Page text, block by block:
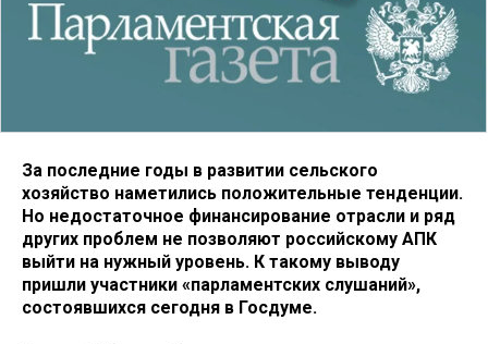
За последние годы в развитии сельского
хозяйство наметились положительные тенденции.
Но недостаточное финансирование отрасли и ряд
других проблем не позволяют российскому АПК
выйти на нужный уровень. К такому выводу
пришли участники «парламентских слушаний»,
состоявшихся сегодня в Госдуме.